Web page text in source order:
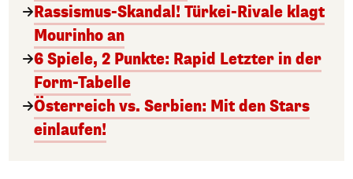
Rassismus-Skandal! Türkei-Rivale klagt
Mourinho an
6 Spiele, 2 Punkte: Rapid Letzter in der
Form-Tabelle
Österreich vs. Serbien: Mit den Stars
einlaufen!